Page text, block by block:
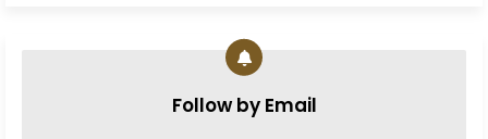
Follow by Email